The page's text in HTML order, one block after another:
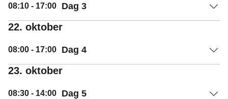
08:10 - 17:00 Dag 3
22. oktober
08:00 - 17:00 Dag 4
23. oktober
08:30 - 14:00 Dag 5